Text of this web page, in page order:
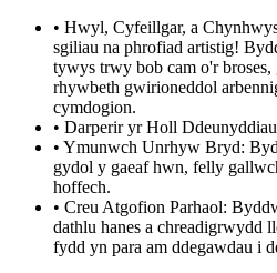
• Hwyl, Cyfeillgar, a
sgiliau na phrofiad artistig!
tywys trwy bob cam o'r broses,
rhywbeth gwirioneddol
cymdogion.
• Darperir yr Holl
• Ymunwch Unrhyw Bryd:
gydol y gaeaf hwn, felly
hoffech.
• Creu Atgofion Parhaol:
dathlu hanes a chreadigrwydd
fydd yn para am ddegawdau i